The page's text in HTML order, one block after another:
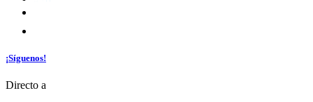
¡Síguenos!
Directo a